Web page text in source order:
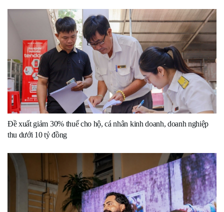
Đề xuất giảm 30% thuế cho hộ, cá nhân kinh doanh, doanh nghiệp
thu dưới 10 tỷ đồng